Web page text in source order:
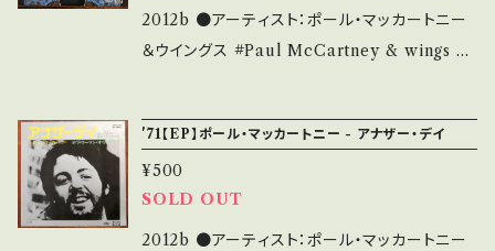
致します。 Please purchase it if you under
stand that it is second hand. *詳しくは ■
ms/14252144 お知らせ等は、About 画面にて
ためのチャリティーシングル。 参考視聴: http
s://youtu.be/IeD0YwEQ_iU 【Condition】J
t the state/状態説明】 S・新品未開封など A・
綺麗・キズ等も無く、痛みも薄い B・多少痛み・キ
ズなど見られる C・痛み多・キズ多く痛み多 そ
の他、+ - で補足しています。 *中古という事をご
2012b ●アーティスト：ポール・マッカートニー
＆ウイングス #Paul McCartney & wings A)
明：1975 / EPR-10881 / 東芝EMI=Capital *
ウイングス名義 12thシングル。アルバム未収録
ショートver * ●状態：ジャケ/盤：B+/A (国内
盤) * 【状態説明の見方】 商品列に並ぶ ■状
'71【EP】ポール・マッカートニー - アナザー・デイ
¥500
SOLD OUT
2012b ●アーティスト：ポール・マッカートニー